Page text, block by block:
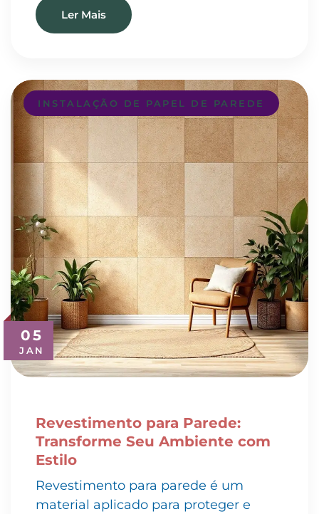
Ler Mais
05
JAN
INSTALAÇÃO DE PAPEL DE PAREDE
Revestimento para Parede:
Transforme Seu Ambiente com
Estilo
Revestimento para parede é um
material aplicado para proteger e